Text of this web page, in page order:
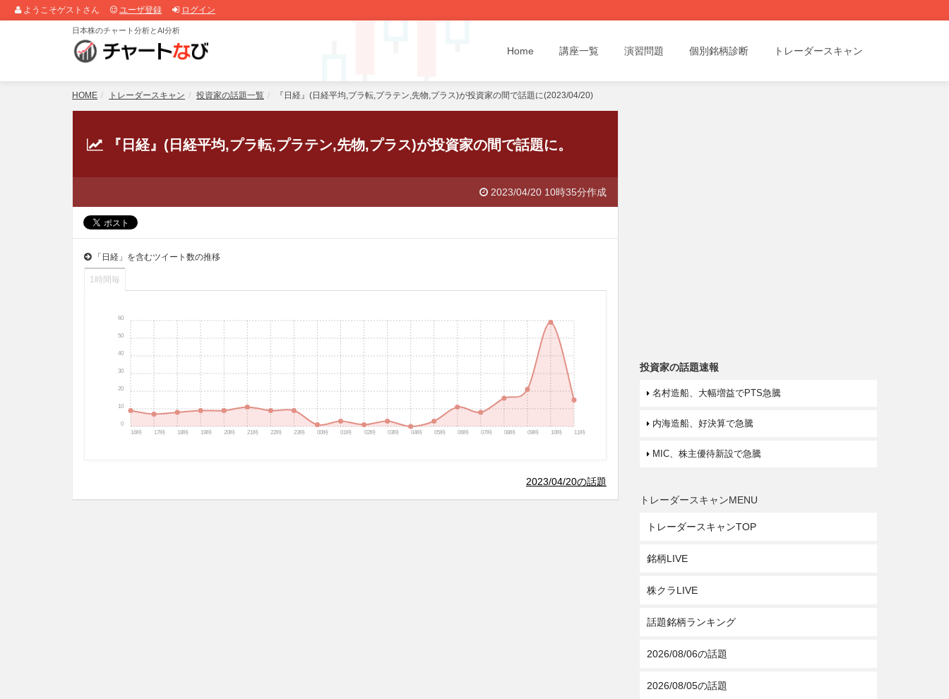
ようこそゲストさん ユーザ登録 ログイン
日本株のチャート分析とAI分析
Home 講座一覧 演習問題 個別銘柄診断 トレーダースキャン
HOME トレーダースキャン 投資家の話題一覧 『日経』(日経平均,プラ転,プラテン,先物,プラス)が投資家の間で話題に(2023/04/20)
『日経』(日経平均,プラ転,プラテン,先物,プラス)が投資家の間で話題に。
2023/04/20 10時35分作成
「日経」を含むツイート数の推移
1時間毎
16時 17時 18時 19時 20時 21時 22時 23時 00時 01時 02時 03時 04時 05時 06時 07時 08時 09時 10時 11時
0
10
20
30
40
50
60
2023/04/20の話題
投資家の話題速報
名村造船、大幅増益でPTS急騰
内海造船、好決算で急騰
MIC、株主優待新設で急騰
トレーダースキャンMENU
トレーダースキャンTOP
銘柄LIVE
株クラLIVE
話題銘柄ランキング
2026/08/06の話題
2026/08/05の話題